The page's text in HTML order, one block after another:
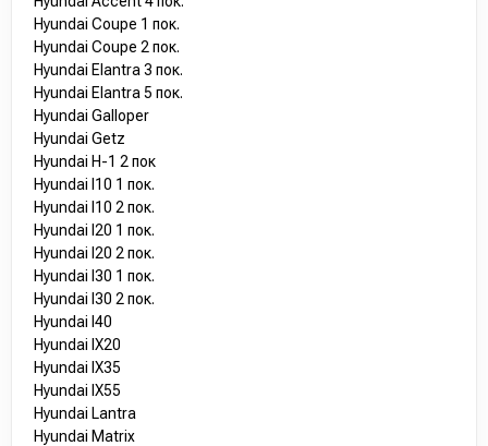
Hyundai Coupe 1 пок.
Hyundai Coupe 2 пок.
Hyundai Elantra 3 пок.
Hyundai Elantra 5 пок.
Hyundai Galloper
Hyundai Getz
Hyundai H-1 2 пок
Hyundai I10 1 пок.
Hyundai I10 2 пок.
Hyundai I20 1 пок.
Hyundai I20 2 пок.
Hyundai I30 1 пок.
Hyundai I30 2 пок.
Hyundai I40
Hyundai IX20
Hyundai IX35
Hyundai IX55
Hyundai Lantra
Hyundai Matrix